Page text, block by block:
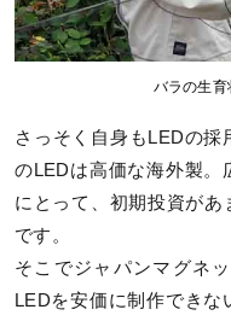
バラの生育
さっそく自身もLEDの採
のLEDは高価な海外製。
にとって、初期投資があ
です。
そこでジャパンマグネ
LEDを安価に制作でき